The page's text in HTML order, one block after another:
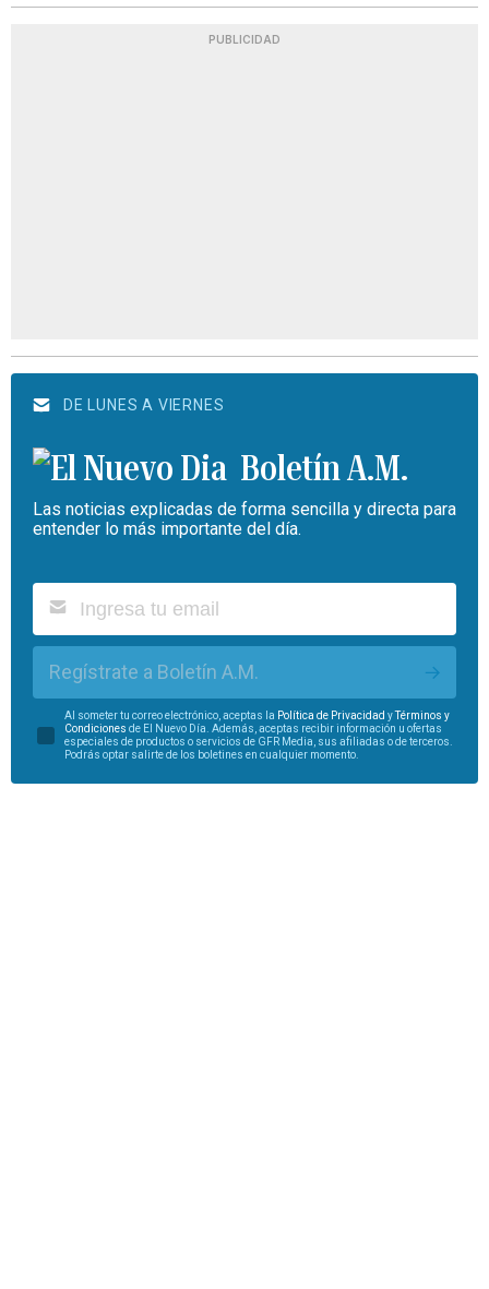
PUBLICIDAD
DE LUNES A VIERNES
Boletín A.M.
Las noticias explicadas de forma sencilla y directa para
entender lo más importante del día.
Regístrate a Boletín A.M.
Al someter tu correo electrónico, aceptas la Política de Privacidad yTérminos y
Condiciones de El Nuevo Día. Además, aceptas recibir información u ofertas
especiales de productos o servicios de GFR Media, sus afiliadas o de terceros.
Podrás optar salirte de los boletines en cualquier momento.